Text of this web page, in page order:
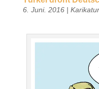
6. Juni. 2016|